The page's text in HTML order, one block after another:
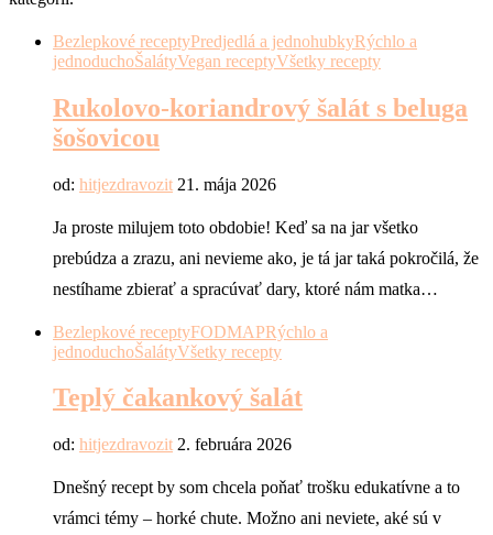
Bezlepkové receptyPredjedlá a jednohubkyRýchlo a
jednoduchoŠalátyVegan receptyVšetky recepty
Rukolovo-koriandrový šalát s beluga
šošovicou
od: hitjezdravozit 21. mája 2026
Ja proste milujem toto obdobie! Keď sa na jar všetko
prebúdza a zrazu, ani nevieme ako, je tá jar taká pokročilá, že
nestíhame zbierať a spracúvať dary, ktoré nám matka…
Bezlepkové receptyFODMAPRýchlo a
jednoduchoŠalátyVšetky recepty
Teplý čakankový šalát
od: hitjezdravozit 2. februára 2026
Dnešný recept by som chcela poňať trošku edukatívne a to
vrámci témy – horké chute. Možno ani neviete, aké sú v